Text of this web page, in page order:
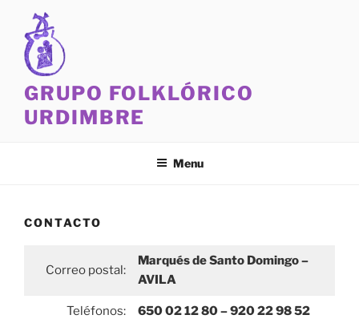
content
GRUPO FOLKLÓRICO
URDIMBRE
Menu
CONTACTO
Correo postal:
Marqués de Santo Domingo –
AVILA
Teléfonos: 650 02 12 80 – 920 22 98 52